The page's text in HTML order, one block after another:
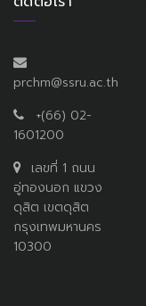
prchm@ssru.ac.th
+(66) 02-
1601200
เลขที่ 1 ถนน
อู่ทองนอก แขวง
ดุสิต เขตดุสิต
กรุงเทพมหานคร
10300